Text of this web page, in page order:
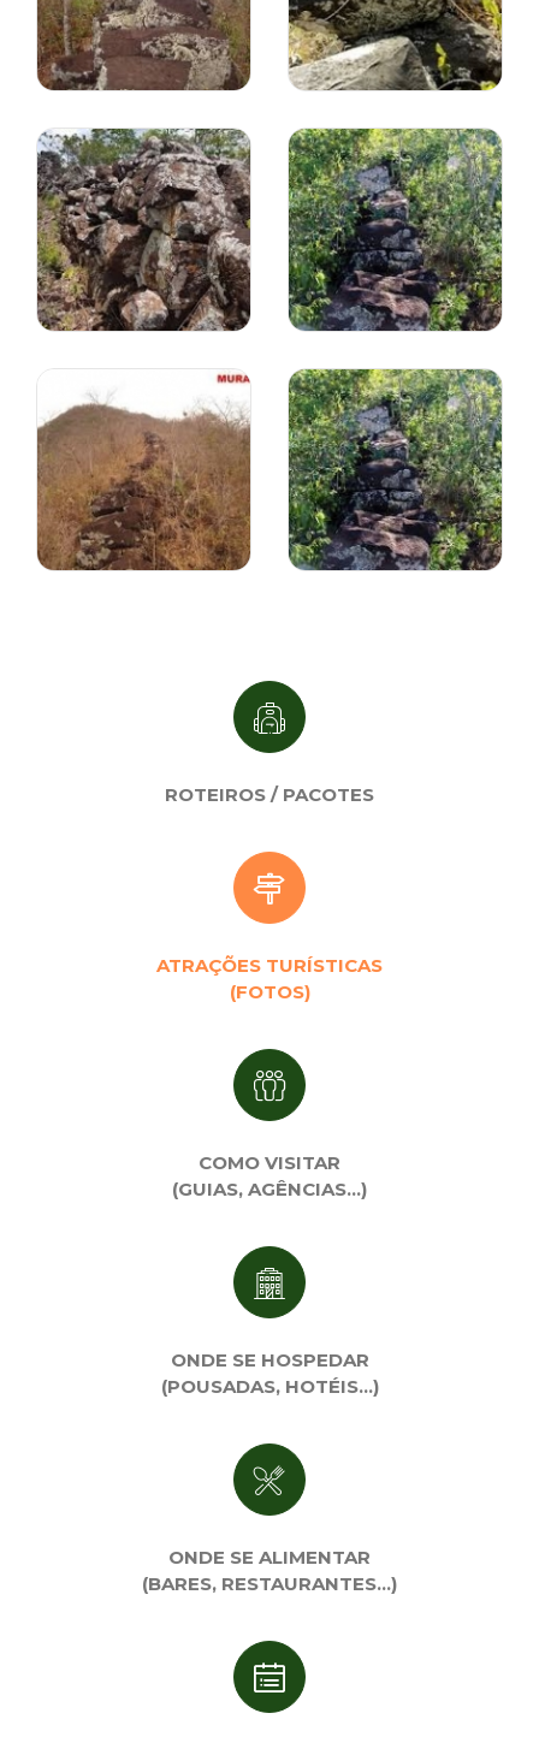
ROTEIROS / PACOTES
ATRAÇÕES TURÍSTICAS
(FOTOS)
COMO VISITAR
(GUIAS, AGÊNCIAS…)
ONDE SE HOSPEDAR
(POUSADAS, HOTÉIS…)
ONDE SE ALIMENTAR
(BARES, RESTAURANTES…)